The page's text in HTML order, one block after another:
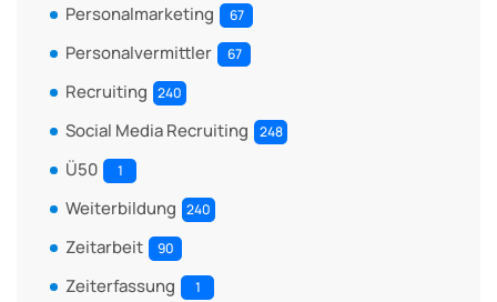
Personalmarketing 67
Personalvermittler 67
Recruiting 240
Social Media Recruiting 248
Ü50 1
Weiterbildung 240
Zeitarbeit 90
Zeiterfassung 1